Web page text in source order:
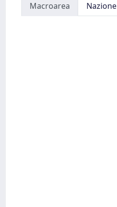
Macroarea Nazione